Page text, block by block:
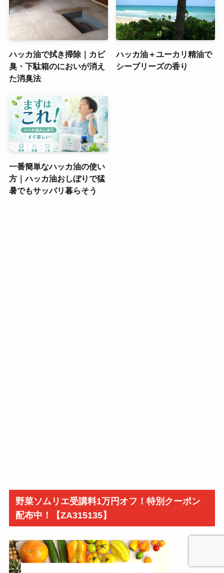
ハッカ油で拭き掃除｜カビ
臭・下駄箱のにおいが消え
た消臭法
ハッカ油＋ユーカリ精油で
シーブリーズの香り
一番簡単なハッカ油の使い
方｜ハッカ油おしぼりで猛
暑でもサッパリ暮らそう
野菜ソムリエ受講料1万円オフ！特別クーポン
配布中！【ZA315135】